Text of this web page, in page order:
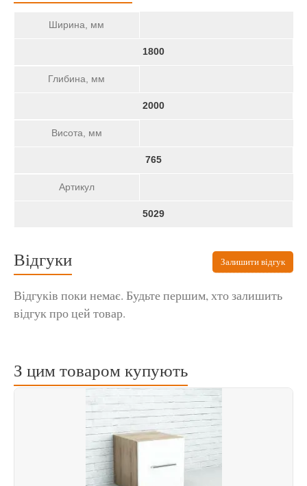
Ширина, мм
1800
Глибина, мм
2000
Висота, мм
765
Артикул
5029
Відгуки Залишити відгук
Відгуків поки немає. Будьте першим, хто залишить
відгук про цей товар.
З цим товаром купують